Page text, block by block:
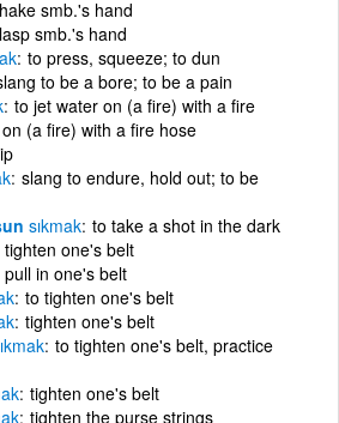
smb.'s hand
smb.'s hand
to press, squeeze; to dun
to be a bore; to be a pain
to jet water on (a fire) with a fire
(a fire) with a fire hose
slang to endure, hold out; to be
sıkmak to take a shot in the dark
tighten one's belt
pull in one's belt
to tighten one's belt
tighten one's belt
to tighten one's belt, practice
tighten one's belt
tighten the purse strings